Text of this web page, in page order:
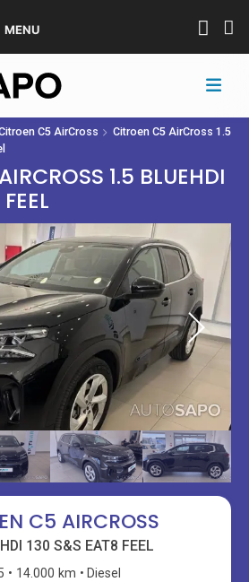
MENU
C5 AirCross
Citroen C5 AirCross 1.5
1.5 BLUEHDI
C5 AIRCROSS
130 S&S EAT8 FEEL
14.000 km
Diesel